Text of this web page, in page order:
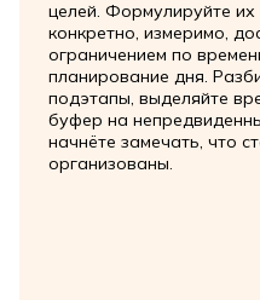
целей. Формулируйте их
конкретно, измеримо,
ограничением по
планирование дня.
подэтапы, выделяйте
буфер на
начнёте замечать, что
организованы.